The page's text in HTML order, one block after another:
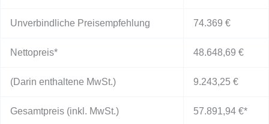
Unverbindliche Preisempfehlung 74.369 €
Nettopreis* 48.648,69 €
(Darin enthaltene MwSt.) 9.243,25 €
Gesamtpreis (inkl. MwSt.) 57.891,94 €*